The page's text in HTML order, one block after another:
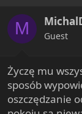
M Guest
Życzę mu
sposób
oszczędzanie